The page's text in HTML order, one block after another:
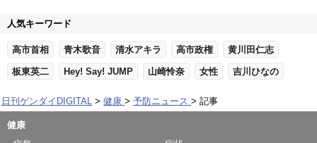
人気キーワード
高市首相 青木歌音 清水アキラ 高市政権 黄川田仁志
板東英二 Hey! Say! JUMP 山崎怜奈 女性 吉川ひなの
日刊ゲンダイDIGITAL 健康 予防ニュース 記事
健康